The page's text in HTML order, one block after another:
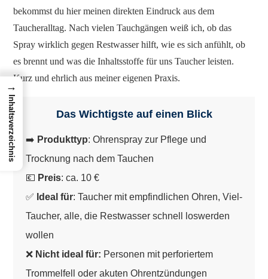
bekommst du hier meinen direkten Eindruck aus dem
Taucheralltag. Nach vielen Tauchgängen weiß ich, ob das
Spray wirklich gegen Restwasser hilft, wie es sich anfühlt, ob
es brennt und was die Inhaltsstoffe für uns Taucher leisten.
Kurz und ehrlich aus meiner eigenen Praxis.
Das Wichtigste auf einen Blick
➡️ Produkttyp: Ohrenspray zur Pflege und
Trocknung nach dem Tauchen
💶 Preis: ca. 10 €
✅ Ideal für: Taucher mit empfindlichen Ohren, Viel-
Taucher, alle, die Restwasser schnell loswerden
wollen
❌ Nicht ideal für: Personen mit perforiertem
Trommelfell oder akuten Ohrentzündungen
→
Inhaltsverzeichnis